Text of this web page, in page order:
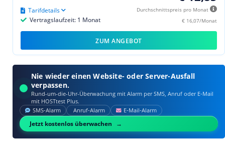
Durchschnittspreis pro Monat
€ 16,07/Monat
Vertragslaufzeit: 1 Monat
Tarifdetails
ZUM ANGEBOT
Nie wieder einen Website- oder Server-Ausfall
verpassen.
Rund-um-die-Uhr-Überwachung mit Alarm per SMS, Anruf oder E‑Mail
mit HOSTtest Plus.
SMS‑Alarm Anruf‑Alarm E‑Mail‑Alarm
Jetzt kostenlos überwachen